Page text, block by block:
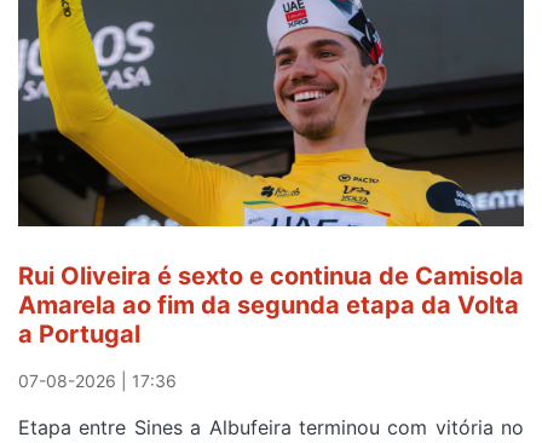
Rui Oliveira é sexto e continua de Camisola
Amarela ao fim da segunda etapa da Volta
a Portugal
07-08-2026 | 17:36
Etapa entre Sines a Albufeira terminou com vitória no